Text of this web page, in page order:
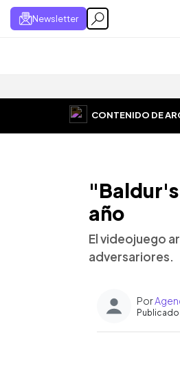
Newsletter
CONTENIDO DE
año
El videojuego
adversariores.
Por